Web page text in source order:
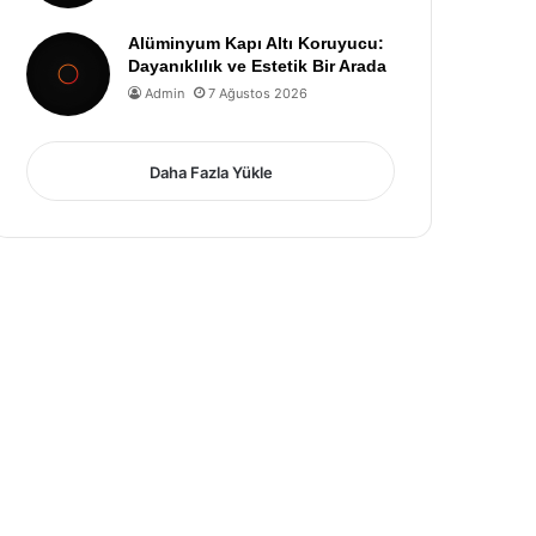
Alüminyum Kapı Altı Koruyucu:
Dayanıklılık ve Estetik Bir Arada
Admin 7 Ağustos 2026
Daha Fazla Yükle